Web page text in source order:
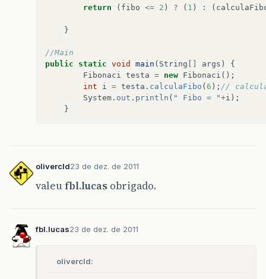
return ( fibo <= 2 ) ? ( 1 ) : (
}
//Main
public
static void main ( String args )
{
Fibonaci
testa = new Fibonaci ();
int
i = testa . calculaFibo ( 6 ); //
System . out . println ( " Fibo = "+i );
}
olivercld23 de dez. de 2011
valeufbl.lucas obrigado.
fbl.lucas23 de dez. de 2011
olivercld: